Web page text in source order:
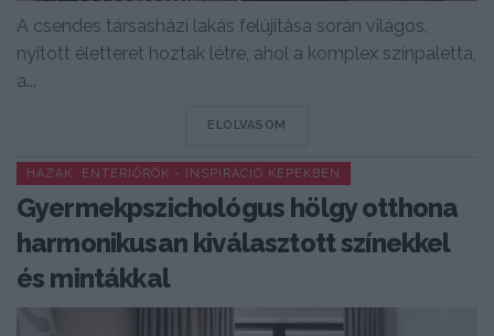
A csendes társasházi lakás felújítása során világos,
nyitott életteret hoztak létre, ahol a komplex színpaletta,
a...
ELOLVASOM
HÁZAK, ENTERIŐRÖK - INSPIRÁCIÓ KÉPEKBEN
Gyermekpszichológus hölgy otthona
harmonikusan kiválasztott színekkel
és mintákkal